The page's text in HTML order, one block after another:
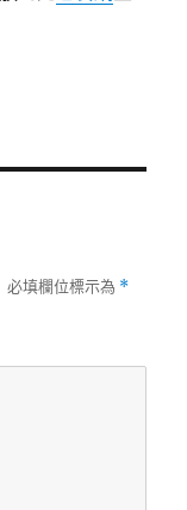
必填欄位標示為 *